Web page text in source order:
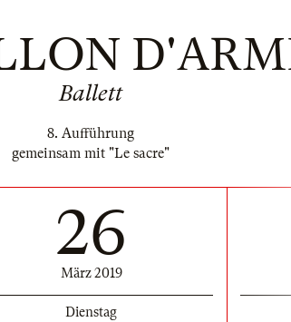
Ballett
8. Aufführung
gemeinsam mit "Le sacre"
26
März 2019
Dienstag